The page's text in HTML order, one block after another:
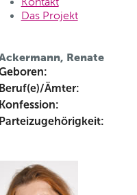
Das Projekt
Renate
Ämter: